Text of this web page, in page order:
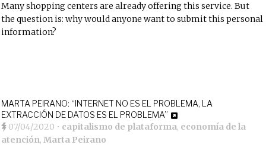
Many shopping centers are already offering this service. But
the question is: why would anyone want to submit this personal
information?
MARTA PEIRANO: “INTERNET NO ES EL PROBLEMA, LA
EXTRACCIÓN DE DATOS ES EL PROBLEMA”
07/04/2020 • capitalismo de plataforma, economía de la
atención,Marta Peirano